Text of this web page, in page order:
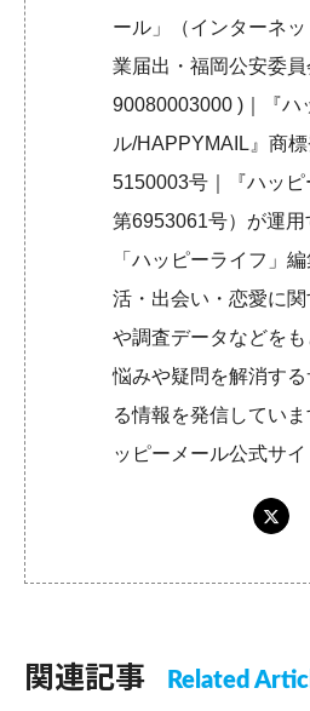
ール」（インターネ
業届出・福岡公安委
90080003000 )｜『ハ
ル/HAPPYMAIL』商
5150003号｜『ハッ
第6953061号）が運用
「ハッピーライフ」
活・出会い・恋愛に
や調査データなどを
悩みや疑問を解消す
る情報を発信して
ッピーメール公式サイ
関連記事 Related